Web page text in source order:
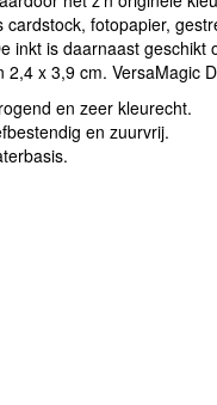
cardstock, fotopapier,
inkt is daarnaast
2,4 x 3,9 cm. VersaMagic
en zeer kleurecht.
en zuurvrij.